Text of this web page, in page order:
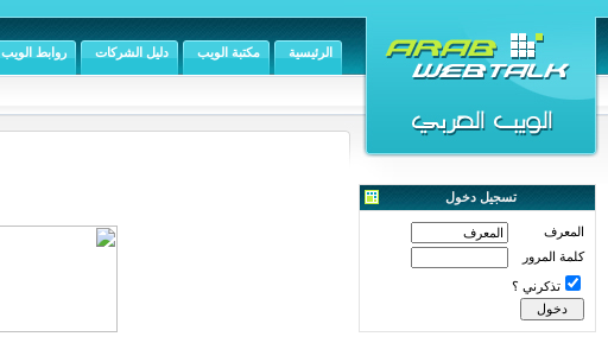
الرئيسية مكتبة الويب دليل الشركات روابط الويب
تسجيل دخول
المعرف
كلمة المرور
تذكرني ؟